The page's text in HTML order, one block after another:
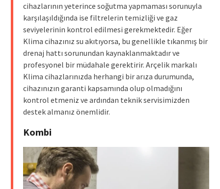
cihazlarının yeterince soğutma yapmaması sorunuyla
karşılaşıldığında ise filtrelerin temizliği ve gaz
seviyelerinin kontrol edilmesi gerekmektedir. Eğer
Klima cihazınız su akıtıyorsa, bu genellikle tıkanmış bir
drenaj hattı sorunundan kaynaklanmaktadır ve
profesyonel bir müdahale gerektirir. Arçelik markalı
Klima cihazlarınızda herhangi bir arıza durumunda,
cihazınızın garanti kapsamında olup olmadığını
kontrol etmeniz ve ardından teknik servisimizden
destek almanız önemlidir.
Kombi